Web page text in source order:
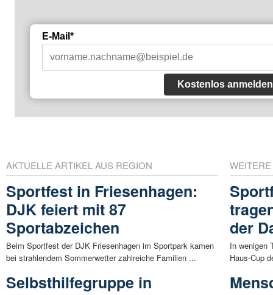
E-Mail*
Kostenlos anmelden
AKTUELLE ARTIKEL AUS REGION
Sportfest in Friesenhagen:
DJK feiert mit 87
Sportabzeichen
Beim Sportfest der DJK Friesenhagen im Sportpark kamen
bei strahlendem Sommerwetter zahlreiche Familien ...
Selbsthilfegruppe in
der
In wenigen
Haus-Cup